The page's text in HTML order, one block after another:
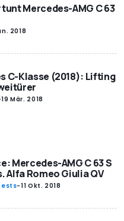
Mercedes-AMG C 63
2018
C-Klasse (2018): Lifting
19 Mär. 2018
Mercedes-AMG C 63 S
Alfa Romeo Giulia QV
-11 Okt. 2018